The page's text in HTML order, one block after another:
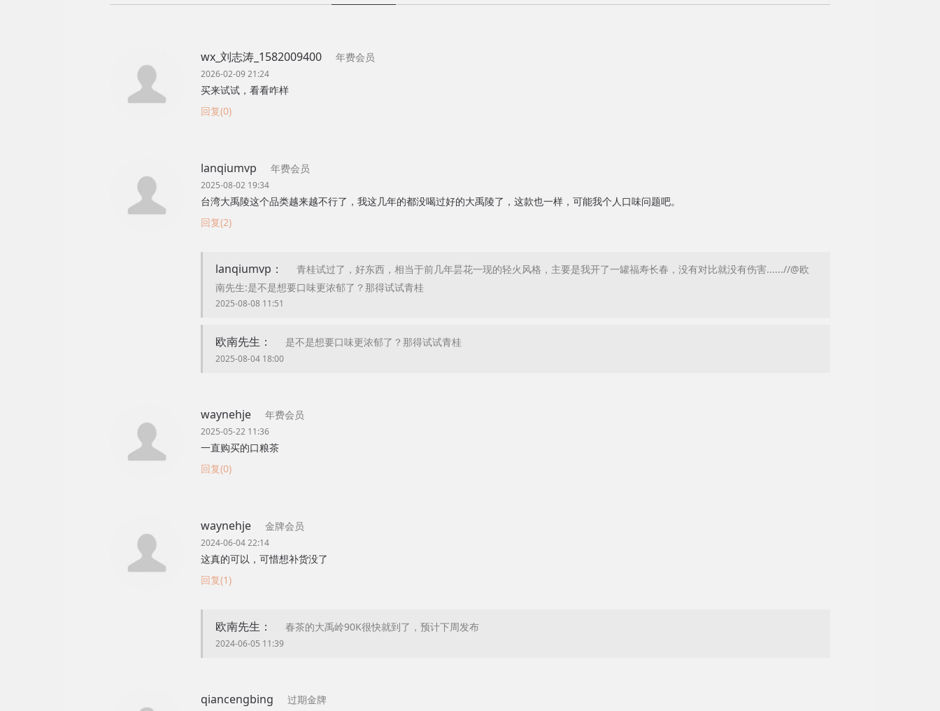
wx_刘志涛_1582009400 年费会员
2026-02-09 21:24
买来试试，看看咋样
回复(0)
lanqiumvp 年费会员
2025-08-02 19:34
台湾大禹陵这个品类越来越不行了，我这几年的都没喝过好的大禹陵了，这款也一样，可能我个人口味问题吧。
回复(2)
lanqiumvp：
青桂试过了，好东西，相当于前几年昙花一现的轻火风格，主要是我开了一罐福寿长春，没有对比就没有伤害......//@欧
南先生:是不是想要口味更浓郁了？那得试试青桂
2025-08-08 11:51
欧南先生： 是不是想要口味更浓郁了？那得试试青桂
2025-08-04 18:00
waynehje 年费会员
2025-05-22 11:36
一直购买的口粮茶
回复(0)
waynehje 金牌会员
2024-06-04 22:14
这真的可以，可惜想补货没了
回复(1)
欧南先生： 春茶的大禹岭90K很快就到了，预计下周发布
2024-06-05 11:39
qiancengbing 过期金牌